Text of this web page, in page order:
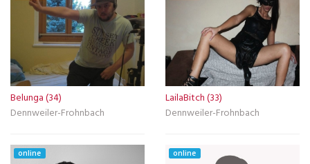
Belunga (34)
Dennweiler-Frohnbach
LailaBitch (33)
Dennweiler-Frohnbach
online online